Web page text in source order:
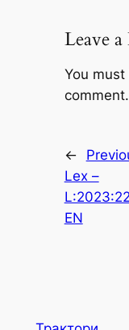
Leave
You must
comment.
←
Lex –
EN